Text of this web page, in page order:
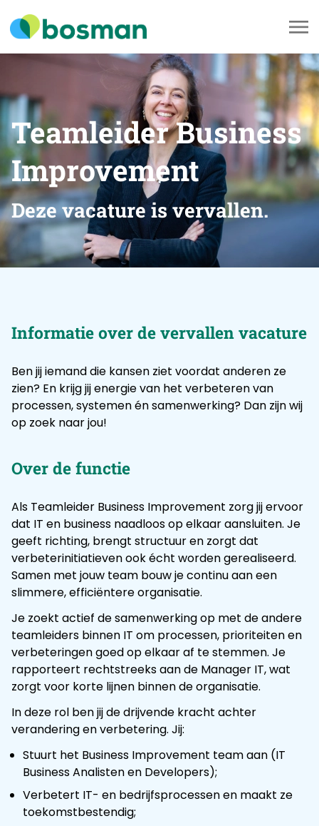
Teamleider Business
Improvement
Deze vacature is vervallen.
Informatie over de vervallen vacature
Ben jij iemand die kansen ziet voordat anderen ze
zien? En krijg jij energie van het verbeteren van
processen, systemen én samenwerking? Dan zijn wij
op zoek naar jou!
Over de functie
Als Teamleider Business Improvement zorg jij ervoor
dat IT en business naadloos op elkaar aansluiten. Je
geeft richting, brengt structuur en zorgt dat
verbeterinitiatieven ook écht worden gerealiseerd.
Samen met jouw team bouw je continu aan een
slimmere, efficiëntere organisatie.
Je zoekt actief de samenwerking op met de andere
teamleiders binnen IT om processen, prioriteiten en
verbeteringen goed op elkaar af te stemmen. Je
rapporteert rechtstreeks aan de Manager IT, wat
zorgt voor korte lijnen binnen de organisatie.
In deze rol ben jij de drijvende kracht achter
verandering en verbetering. Jij:
Stuurt het Business Improvement team aan (IT
Business Analisten en Developers);
Verbetert IT- en bedrijfsprocessen en maakt ze
toekomstbestendig;